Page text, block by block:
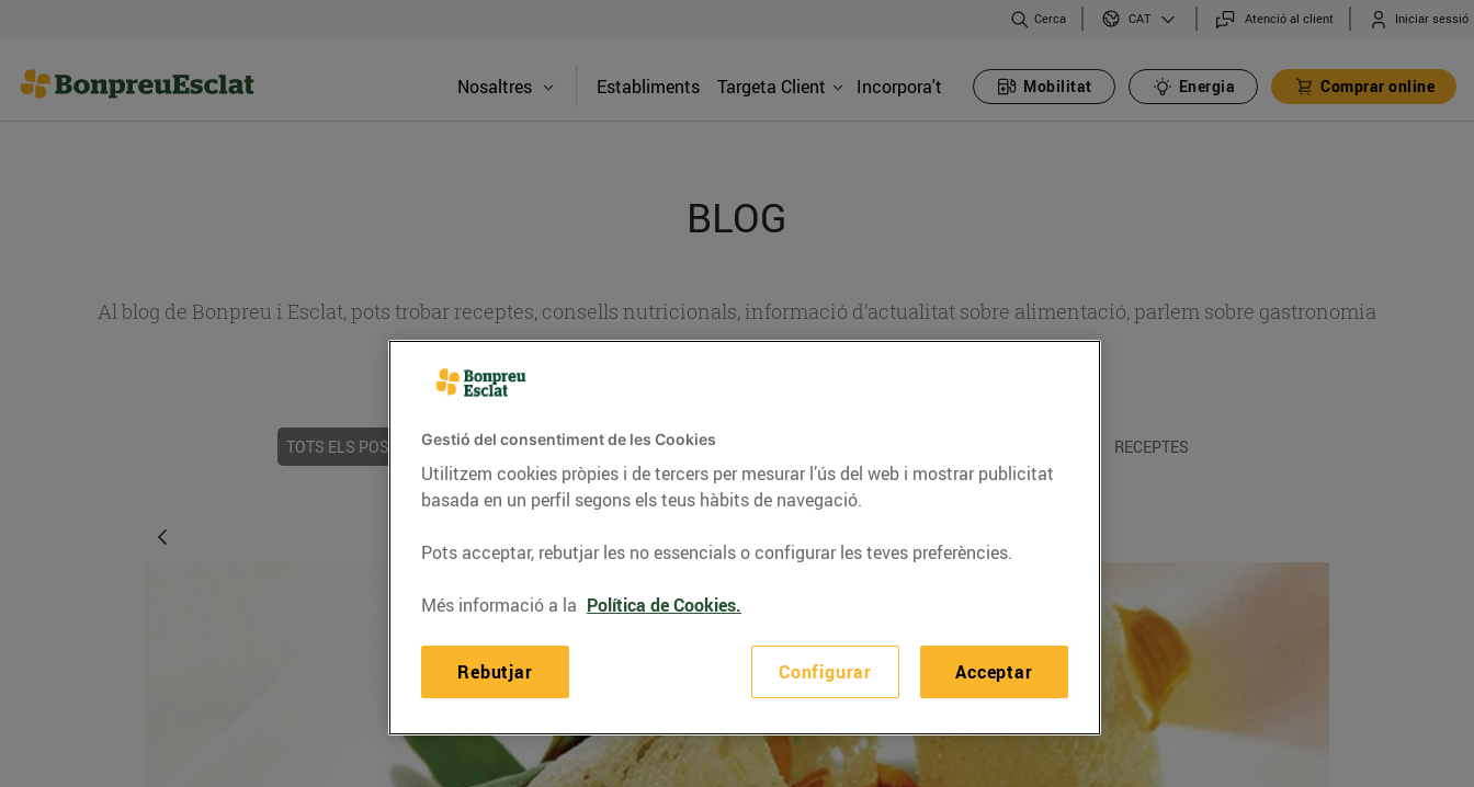
Cerca CAT Atenció al client Iniciar sessió
Nosaltres Establiments Targeta Client Incorpora't Mobilitat Energia Comprar online
BLOG
Al blog de Bonpreu i Esclat, pots trobar receptes, consells nutricionals, informació d’actualitat sobre alimentació, parlem sobre gastronomia
TOTS ELS POSTS ACTUALITAT CONSELLS I HÀBITS SALUDABLES RECEPTES
Gestió del consentiment de les Cookies
Utilitzem cookies pròpies i de tercers per mesurar l’ús del web i mostrar publicitat
basada en un perfil segons els teus hàbits de navegació.
Pots acceptar, rebutjar les no essencials o configurar les teves preferències.
Més informació a la Política de Cookies.
Configurar
Rebutjar Acceptar